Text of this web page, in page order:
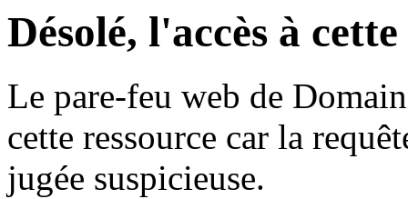
Désolé, l'accès à
Le pare-feu web de
cette ressource car la
jugée suspicieuse.